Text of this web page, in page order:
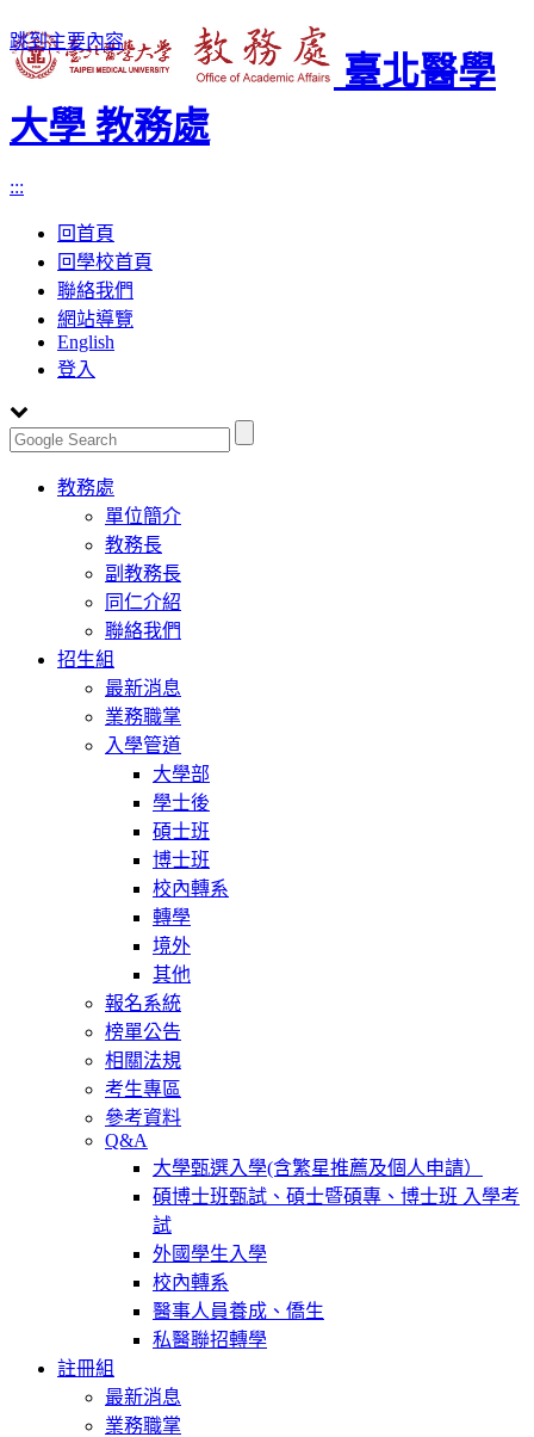
跳到主要內容
臺北醫學
大學 教務處
:::
回首頁
回學校首頁
聯絡我們
網站導覽
English
登入
Toggle
navigation
教務處
單位簡介
教務長
副教務長
同仁介紹
聯絡我們
招生組
最新消息
業務職掌
入學管道
大學部
學士後
碩士班
博士班
校內轉系
轉學
境外
其他
報名系統
榜單公告
相關法規
考生專區
參考資料
Q&A
大學甄選入學(含繁星推薦及個人申請）
碩博士班甄試、碩士暨碩專、博士班 入學考
試
外國學生入學
校內轉系
醫事人員養成、僑生
私醫聯招轉學
註冊組
最新消息
業務職掌